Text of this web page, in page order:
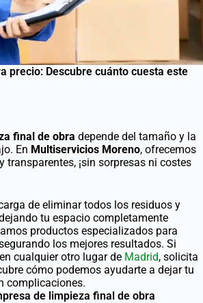
precio: Descubre cuánto cuesta este
final de obra depende del tamaño y la
En Multiservicios Moreno, ofrecemos
transparentes, ¡sin sorpresas ni costes
de eliminar todos los residuos y
tu espacio completamente
productos especializados para
los mejores resultados. Si
cualquier otro lugar de Madrid, solicita
cómo podemos ayudarte a dejar tu
complicaciones.
de limpieza final de obra